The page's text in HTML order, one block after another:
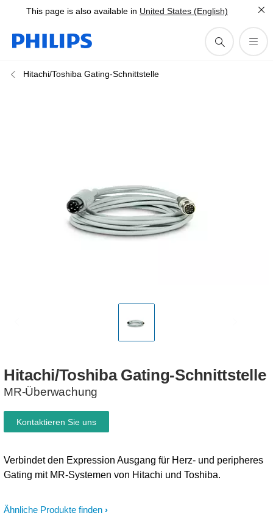
This page is also available in United States (English)
Hitachi/Toshiba Gating-Schnittstelle
Hitachi/Toshiba Gating-Schnittstelle
MR-Überwachung
Ähnliche Produkte finden
Verbindet den Expression Ausgang für Herz- und peripheres
Gating mit MR-Systemen von Hitachi und Toshiba.
Kontaktieren Sie uns